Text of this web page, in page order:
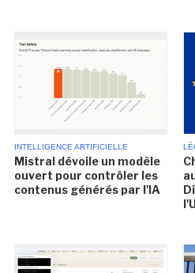
INTELLIGENCE ARTIFICIELLE
Mistral dévoile un modèle
ouvert pour contrôler les
contenus générés par l'IA